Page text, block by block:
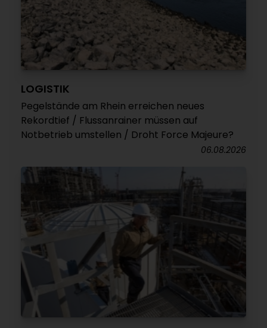
LOGISTIK
Pegelstände am Rhein erreichen neues
Rekordtief / Flussanrainer müssen auf
Notbetrieb umstellen / Droht Force Majeure?
06.08.2026